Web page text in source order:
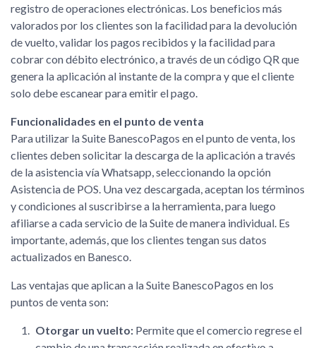
registro de operaciones electrónicas. Los beneficios más
valorados por los clientes son la facilidad para la devolución
de vuelto, validar los pagos recibidos y la facilidad para
cobrar con débito electrónico, a través de un código QR que
genera la aplicación al instante de la compra y que el cliente
solo debe escanear para emitir el pago.
Funcionalidades en el punto de venta
Para utilizar la Suite BanescoPagos en el punto de venta, los
clientes deben solicitar la descarga de la aplicación a través
de la asistencia vía Whatsapp, seleccionando la opción
Asistencia de POS. Una vez descargada, aceptan los términos
y condiciones al suscribirse a la herramienta, para luego
afiliarse a cada servicio de la Suite de manera individual. Es
importante, además, que los clientes tengan sus datos
actualizados en Banesco.
Las ventajas que aplican a la Suite BanescoPagos en los
puntos de venta son:
Otorgar un vuelto: Permite que el comercio regrese el